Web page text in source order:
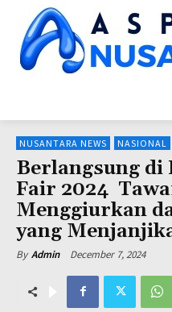
NUSANTARA NEWS NASIONAL
Berlangsung di
Fair 2024
Menggiurkan
yang
By Admin December 7, 2024